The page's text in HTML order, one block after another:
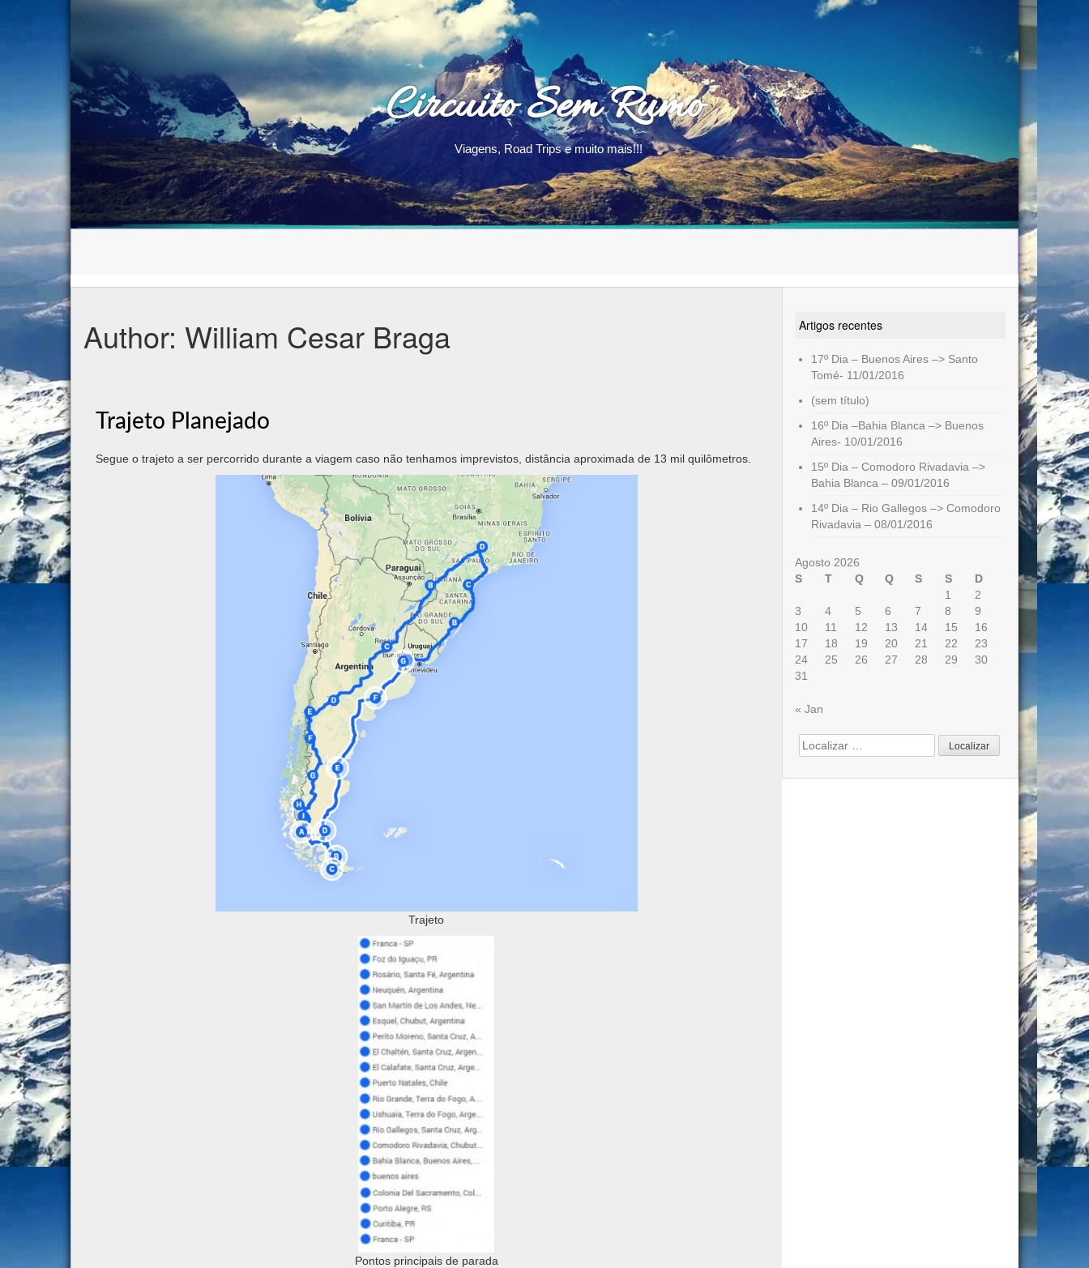
Circuito Sem Rumo
Viagens, Road Trips e muito mais!!!
Author: William Cesar Braga
Trajeto Planejado
Segue o trajeto a ser percorrido durante a viagem caso não tenhamos imprevistos, distância aproximada de 13 mil quilômetros.
Trajeto
Pontos principais de parada
Artigos recentes
17º Dia – Buenos Aires –> Santo
Tomé- 11/01/2016
(sem título)
16º Dia –Bahia Blanca –> Buenos
Aires- 10/01/2016
15º Dia – Comodoro Rivadavia –>
Bahia Blanca – 09/01/2016
14º Dia – Rio Gallegos –> Comodoro
Rivadavia – 08/01/2016
Agosto 2026
S
T Q Q S S
D
1
2
3
4 5 6 7 8
9
10
11 12 13 14 15
16
17
18 19 20 21 22
23
24
25 26 27 28 29
30
31
« Jan
Search
for: